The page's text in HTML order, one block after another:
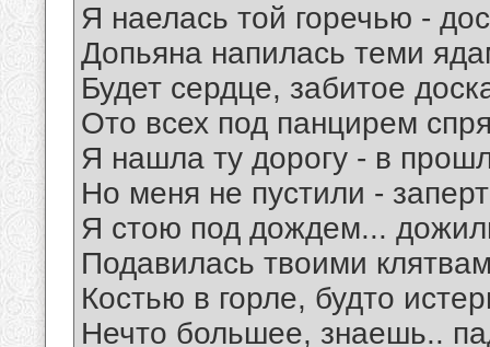
Я наелась той горечью -
Допьяна напилась теми
Будет сердце, забитое
Ото всех под панцирем
Я нашла ту дорогу - в
Но меня не пустили -
Я стою под дождем...
Подавилась твоими
Костью в горле, будто
Нечто большее, знаешь..